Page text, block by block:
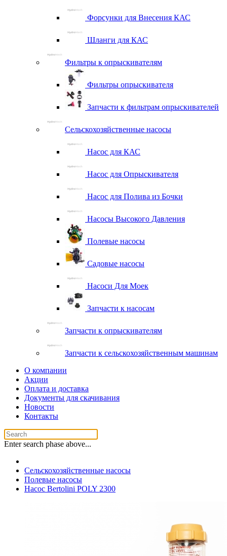
Форсунки для Внесения КАС
Шланги для КАС
Фильтры к опрыскивателям
Фильтры опрыскивателя
Запчасти к фильтрам опрыскивателей
Сельскохозяйственные насосы
Насос для КАС
Насос для Опрыскивателя
Насос для Полива из Бочки
Насосы Высокого Давления
Полевые насосы
Садовые насосы
Насоси Для Моек
Запчасти к насосам
Запчасти к опрыскивателям
Запчасти к сельскохозяйственным машинам
О компании
Акции
Оплата и доставка
Документы для скачивания
Новости
Контакты
Enter search phase above...
Сельскохозяйственные насосы
Полевые насосы
Насос Bertolini POLY 2300